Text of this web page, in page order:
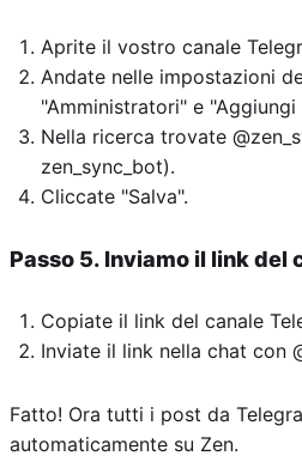
Aprite il vostro canale
Andate nelle impostazioni
"Amministratori" e
Nella ricerca trovate
zen_sync_bot).
Cliccate "Salva".
Passo 5. Inviamo il link del
Copiate il link del canale
Inviate il link nella chat con
Fatto! Ora tutti i post da
automaticamente su Zen.